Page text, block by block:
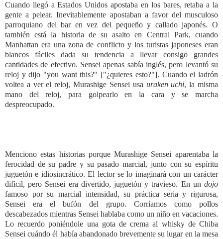
Cuando llegó a Estados Unidos apostaba en los bares, retaba a la
gente a pelear. Inevitablemente apostaban a favor del musculoso
parroquiano del bar en vez del pequeño y callado japonés. O
también está la historia de su asalto en Central Park, cuando
Manhattan era una zona de conflicto y los turistas japoneses eran
blancos fáciles dada su tendencia a llevar consigo grandes
cantidades de efectivo. Sensei apenas sabía inglés, pero levantó su
reloj y dijo "you want this?" ["¿quieres esto?"]. Cuando el ladrón
voltea a ver el reloj, Murashige Sensei usa uraken uchi, la misma
mano del reloj, para golpearlo en la cara y se marcha
despreocupado.
Menciono estas historias porque Murashige Sensei aparentaba la
ferocidad de su padre y su pasado marcial, junto con su espíritu
juguetón e idiosincrático. El lector se lo imaginará con un carácter
difícil, pero Sensei era divertido, juguetón y travieso. En un dojo
famoso por su marcial intensidad, su práctica seria y rigurosa,
Sensei era el bufón del grupo. Corríamos como pollos
descabezados mientras Sensei hablaba como un niño en vacaciones.
Lo recuerdo poniéndole una gota de crema al whisky de Chiba
Sensei cuándo él había abandonado brevemente su lugar en la mesa